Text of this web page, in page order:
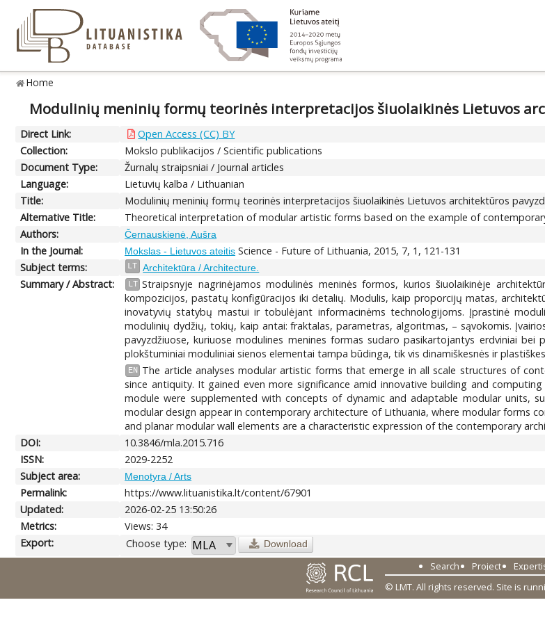
Home
Modulinių meninių formų teorinės interpretacijos šiuolaikinės Lietuvos
Direct Link:
Open Access (CC) BY
Collection:
Mokslo publikacijos / Scientific publications
Document Type:
Žurnalų straipsniai / Journal articles
Language:
Lietuvių kalba / Lithuanian
Title:
Modulinių meninių formų teorinės interpretacijos šiuolaikinės Lietuvos architektūros
Alternative Title:
Theoretical interpretation of modular artistic forms based on the example of
Authors:
Černauskienė, Aušra
In the Journal: Mokslas - Lietuvos ateitis Science - Future of Lithuania, 2015, 7, 1, 121-131
Subject terms:
LT Architektūra / Architecture.
Summary / Abstract: LT Straipsnyje nagrinėjamos modulinės meninės formos, kurios šiuolaikinėje
kompozicijos, pastatų konfigūracijos iki detalių. Modulis, kaip proporcijų matas,
inovatyvių statybų mastui ir tobulėjant informacinėms technologijoms. Įprastinė
modulinių dydžių, tokių, kaip antai: fraktalas, parametras, algoritmas, – sąvokomis.
pavyzdžiuose, kuriuose modulines menines formas sudaro pasikartojantys erdviniai
plokštuminiai moduliniai sienos elementai tampa būdinga, tik vis dinamiškesnės ir
EN
The article analyses modular artistic forms that emerge in all scale structures of
since antiquity. It gained even more significance amid innovative building and
module were supplemented with concepts of dynamic and adaptable modular units,
modular design appear in contemporary architecture of Lithuania, where modular forms
and planar modular wall elements are a characteristic expression of the contemporary
DOI:
10.3846/mla.2015.716
ISSN:
2029-2252
Subject area:
Menotyra / Arts
Permalink:
https://www.lituanistika.lt/content/67901
Updated:
2026-02-25 13:50:26
Metrics:
Views: 34
Export:
Choose type: Download
Search Project
© LMT. All rights reserved. Site is